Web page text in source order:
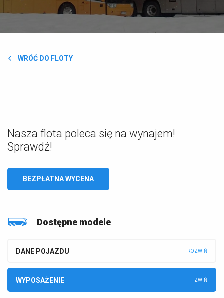
WRÓĆ DO FLOTY
Nasza flota poleca się na wynajem!
Sprawdź!
BEZPŁATNA WYCENA
Dostępne modele
DANE POJAZDU
WYPOSAŻENIE